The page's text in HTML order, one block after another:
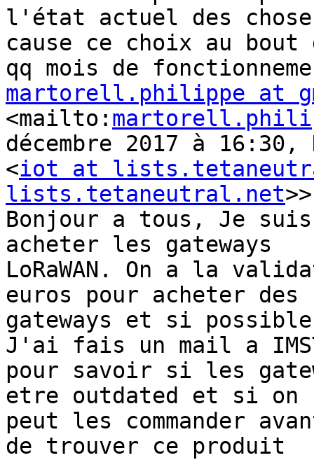
l'état actuel des
cause ce choix au bout
martorell.philippe at
<mailto:
décembre 2017 à
<iot at
lists.tetaneutral.net
Bonjour a tous, Je
acheter les gateways
LoRaWAN. On a la
euros pour acheter des
gateways et si
J'ai fais un mail a
pour savoir si les
etre outdated et si on
peut les commander
de trouver ce produit